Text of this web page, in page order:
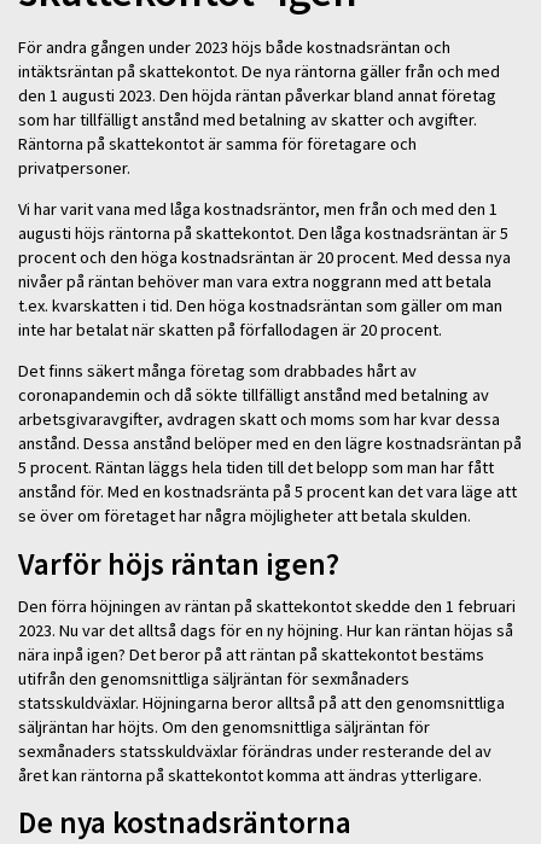
För andra gången under 2023 höjs både kostnadsräntan och
intäktsräntan på skattekontot. De nya räntorna gäller från och med
den 1 augusti 2023. Den höjda räntan påverkar bland annat företag
som har tillfälligt anstånd med betalning av skatter och avgifter.
Räntorna på skattekontot är samma för företagare och
privatpersoner.
Vi har varit vana med låga kostnadsräntor, men från och med den 1
augusti höjs räntorna på skattekontot. Den låga kostnadsräntan är 5
procent och den höga kostnadsräntan är 20 procent. Med dessa nya
nivåer på räntan behöver man vara extra noggrann med att betala
t.ex. kvarskatten i tid. Den höga kostnadsräntan som gäller om man
inte har betalat när skatten på förfallodagen är 20 procent.
Det finns säkert många företag som drabbades hårt av
coronapandemin och då sökte tillfälligt anstånd med betalning av
arbetsgivaravgifter, avdragen skatt och moms som har kvar dessa
anstånd. Dessa anstånd belöper med en den lägre kostnadsräntan på
5 procent. Räntan läggs hela tiden till det belopp som man har fått
anstånd för. Med en kostnadsränta på 5 procent kan det vara läge att
se över om företaget har några möjligheter att betala skulden.
Varför höjs räntan igen?
Den förra höjningen av räntan på skattekontot skedde den 1 februari
2023. Nu var det alltså dags för en ny höjning. Hur kan räntan höjas så
nära inpå igen? Det beror på att räntan på skattekontot bestäms
utifrån den genomsnittliga säljräntan för sexmånaders
statsskuldväxlar. Höjningarna beror alltså på att den genomsnittliga
säljräntan har höjts. Om den genomsnittliga säljräntan för
sexmånaders statsskuldväxlar förändras under resterande del av
året kan räntorna på skattekontot komma att ändras ytterligare.
De nya kostnadsräntorna